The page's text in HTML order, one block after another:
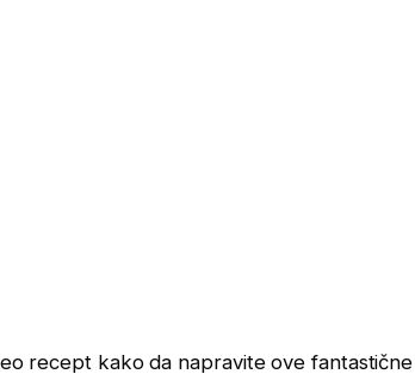
recept kako da napravite ove